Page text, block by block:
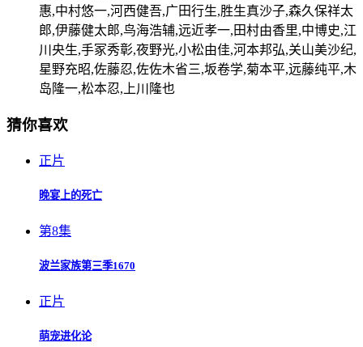
惠,中村悠一,河西健吾,广田行生,胜生真沙子,森久保祥太
郎,伊藤健太郎,鸟海浩辅,远近孝一,田村由香里,中博史,江
川央生,手冢秀彰,夜野光,小松由佳,河本邦弘,关山美沙纪,
星野充昭,佐藤忍,佐佐木省三,坂卷学,菊本平,远藤纯平,木
岛隆一,松本忍,上川隆也
猜你喜欢
正片
晚宴上的死亡
第8集
波兰家族第三季1670
正片
萌宠进化论